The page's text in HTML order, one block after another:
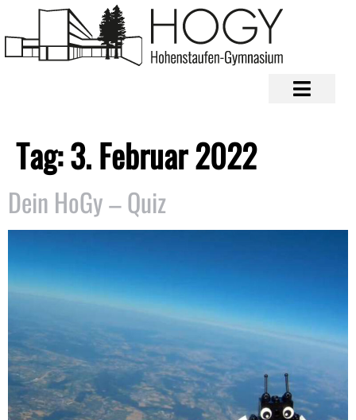
Tag:3. Februar 2022
Dein HoGy – Quiz